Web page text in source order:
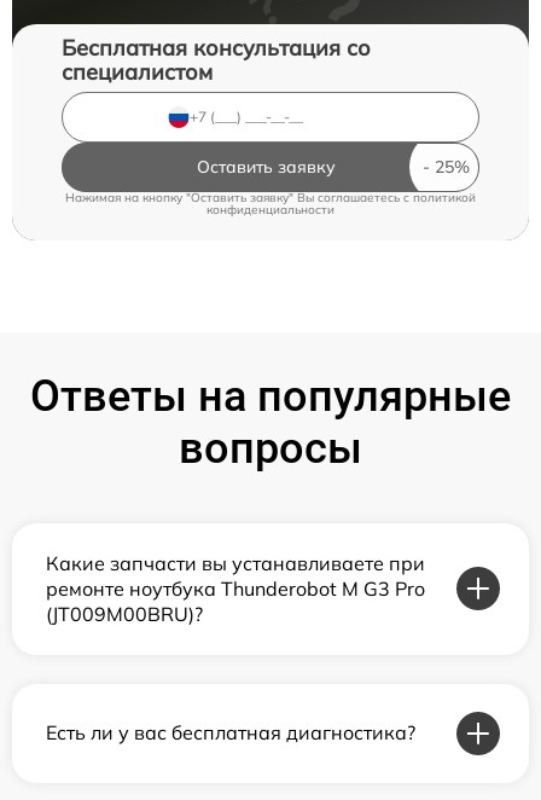
Бесплатная консультация со
специалистом
Оставить заявку
Нажимая на кнопку "Оставить заявку" Вы соглашаетесь cполитикой
конфиденциальности
Ответы на популярные
вопросы
Какие запчасти вы устанавливаете при
ремонте ноутбука Thunderobot M G3 Pro
(JT009M00BRU)?
Есть ли у вас бесплатная диагностика?